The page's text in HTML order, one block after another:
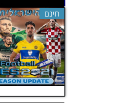
חינם